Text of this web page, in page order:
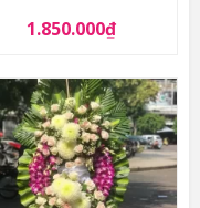
1.850.000₫